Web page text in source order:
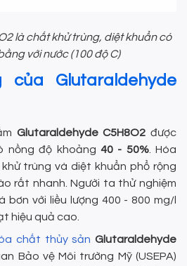
là chất khử trùng, diệt khuẩn có
với nước (100 độ C)
của Glutaraldehyde
Glutaraldehyde C5H8O2 được
nồng độ khoảng 40 - 50%. Hóa
trùng và diệt khuẩn phổ rộng
rất nhanh. Người ta thử nghiệm
bơn với liều lượng 400 - 800 mg/l
hiệu quả cao.
chất thủy sản Glutaraldehyde
Bảo vệ Môi trường Mỹ (USEPA)